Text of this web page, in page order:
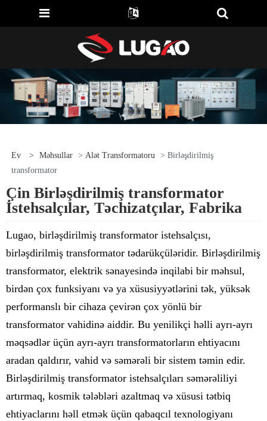
Ev > Məhsullar > Alət Transformatoru
> Birləşdirilmiş
transformator
Çin Birləşdirilmiş transformator
İstehsalçılar, Təchizatçılar, Fabrika
Lugao, birləşdirilmiş transformator istehsalçısı,
birləşdirilmiş transformator tədarükçüləridir. Birləşdirilmiş
transformator, elektrik sənayesində inqilabi bir məhsul,
birdən çox funksiyanı və ya xüsusiyyətlərini tək, yüksək
performanslı bir cihaza çevirən çox yönlü bir
transformator vahidinə aiddir. Bu yenilikçi həlli ayrı-ayrı
məqsədlər üçün ayrı-ayrı transformatorların ehtiyacını
aradan qaldırır, vahid və səmərəli bir sistem təmin edir.
Birləşdirilmiş transformator istehsalçıları səmərəliliyi
artırmaq, kosmik tələbləri azaltmaq və xüsusi tətbiq
ehtiyaclarını həll etmək üçün qabaqcıl texnologiyanı